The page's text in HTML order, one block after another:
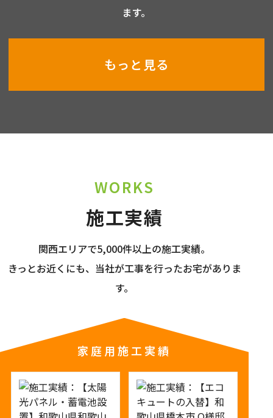
ます。
もっと見る
WORKS
施工実績
関西エリアで5,000件以上の施工実績。
きっとお近くにも、当社が工事を行ったお宅がありま
す。
家庭用施工実績